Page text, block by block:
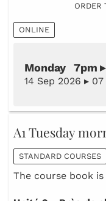
ORDER
ONLINE
Monday 7pm
14 Sep 2026 ▸
A1 Tuesday
STANDARD COURSES
The course book is